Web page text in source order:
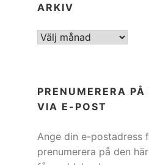
ARKIV
ARKIV
PRENUMERERA PÅ
VIA E-POST
Ange din e-postadress
prenumerera på den